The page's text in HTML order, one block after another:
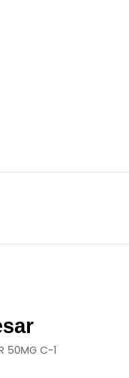
50MG C-1